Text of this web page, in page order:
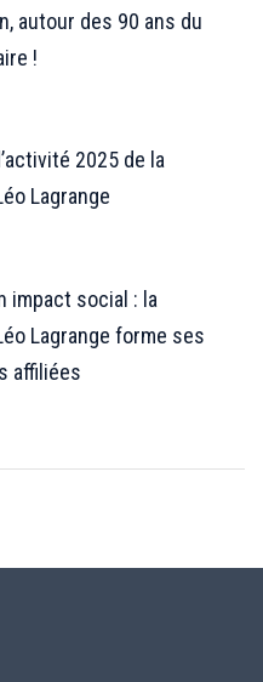
autour des 90 ans du
!
2025 de la
Lagrange
impact social : la
Lagrange forme ses
affiliées